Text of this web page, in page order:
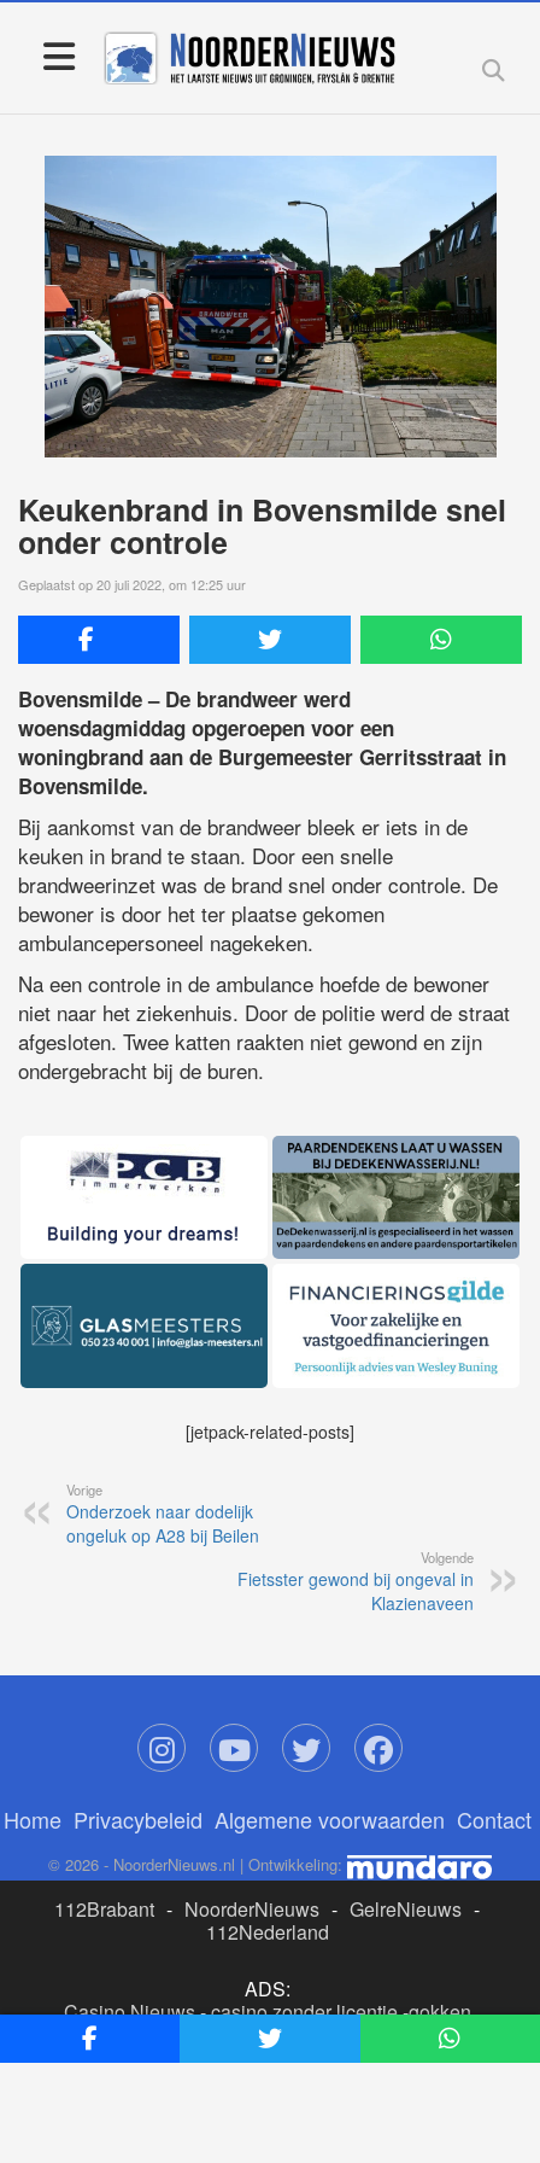
Keukenbrand in Bovensmilde snel
onder controle
Geplaatst op 20 juli 2022, om 12:25 uur
Bovensmilde – De brandweer werd
woensdagmiddag opgeroepen voor een
woningbrand aan de Burgemeester Gerritsstraat in
Bovensmilde.
Bij aankomst van de brandweer bleek er iets in de
keuken in brand te staan. Door een snelle
brandweerinzet was de brand snel onder controle. De
bewoner is door het ter plaatse gekomen
ambulancepersoneel nagekeken.
Na een controle in de ambulance hoefde de bewoner
niet naar het ziekenhuis. Door de politie werd de straat
afgesloten. Twee katten raakten niet gewond en zijn
ondergebracht bij de buren.
[jetpack-related-posts]
Vorige
Onderzoek naar dodelijk
ongeluk op A28 bij Beilen
Volgende
Fietsster gewond bij ongeval in
Klazienaveen
Home Privacybeleid Algemene voorwaarden Contact
© 2026 - NoorderNieuws.nl | Ontwikkeling:
112Brabant - NoorderNieuws - GelreNieuws -
112Nederland
ADS:
Casino Nieuws-casino zonder licentie-gokken
buitenlandse site
beste online casino nederland